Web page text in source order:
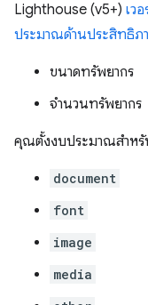
Lighthouse (v5+) เว
ประมาณด้านประสิทธิภ
ขนาดทรัพยากร
จํานวนทรัพยากร
คุณตั้งงบประมาณสำหรั
document
font
image
media